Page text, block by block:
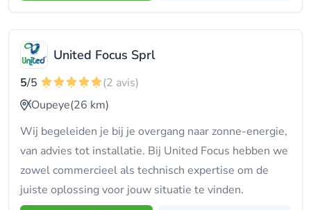
United Focus Sprl
5/5
(2 avis)
Oupeye(26 km)
Wij begeleiden je bij je overgang naar zonne-energie,
van advies tot installatie. Bij United Focus hebben we
zowel commercieel als technisch expertise om de
juiste oplossing voor jouw situatie te vinden.